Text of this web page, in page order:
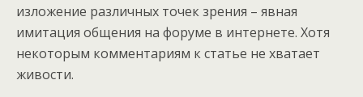
изложение различных точек зрения – явная
имитация общения на форуме в интернете. Хотя
некоторым комментариям к статье не хватает
живости.